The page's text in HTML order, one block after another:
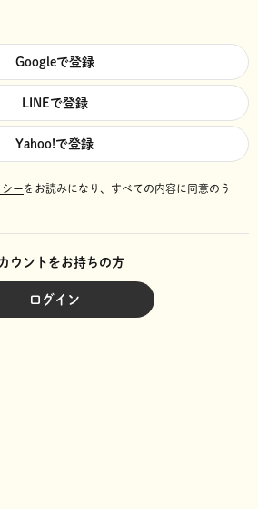
Googleで登録
LINEで登録
Yahoo!で登録
ーをお読みになり、 すべての内容に同意のう
ウントをお持ちの方
ログイン